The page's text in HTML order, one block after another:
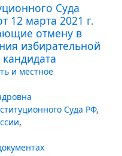
Суда
12 марта 2021 г.
отмену в
избирательной
и местное
Суда РФ,
,